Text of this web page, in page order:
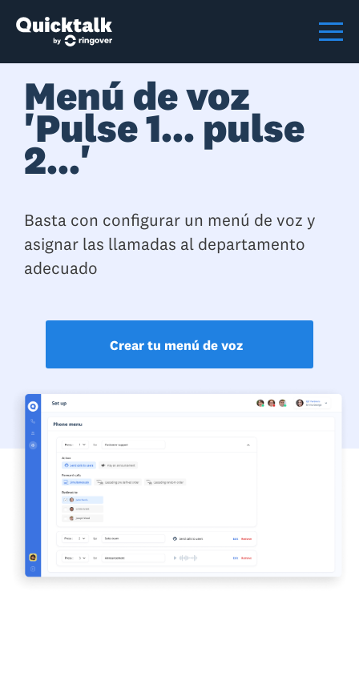
Menú de voz
'Pulse 1... pulse
2...'
Basta con configurar un menú de voz y
asignar las llamadas al departamento
adecuado
Crear tu menú de voz